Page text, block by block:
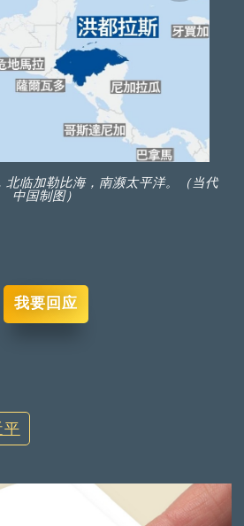
北临加勒比海，南濒太平洋。（当代
中国制图）
我要回应
平